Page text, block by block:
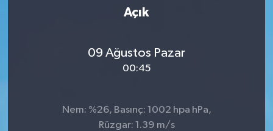
Açık
09 Ağustos Pazar
00:45
Nem: %26, Basınç: 1002 hpa hPa,
Rüzgar: 1.39 m/s